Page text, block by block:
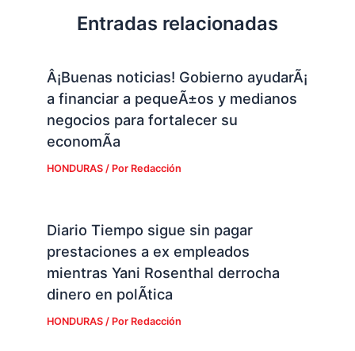
Entradas relacionadas
Â¡Buenas noticias! Gobierno ayudarÃ¡
a financiar a pequeÃ±os y medianos
negocios para fortalecer su
economÃ­a
HONDURAS/ Por Redacción
Diario Tiempo sigue sin pagar
prestaciones a ex empleados
mientras Yani Rosenthal derrocha
dinero en polÃ­tica
HONDURAS/ Por Redacción